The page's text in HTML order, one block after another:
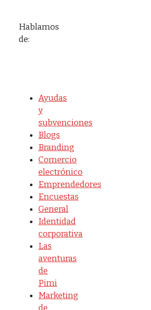
Hablamos
de:
Ayudas
y
subvenciones
Blogs
Branding
Comercio
electrónico
Emprendedores
Encuestas
General
Identidad
corporativa
Las
aventuras
de
Pimi
Marketing
de